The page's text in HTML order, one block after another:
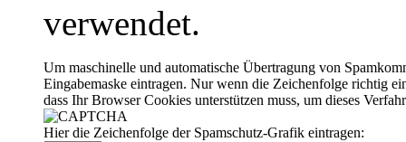
verwendet.
Um maschinelle und automatische Übertragung von
Eingabemaske eintragen. Nur wenn die Zeichenfolge richtig
dass Ihr Browser Cookies unterstützen muss, um dieses
Hier die Zeichenfolge der Spamschutz-Grafik eintragen: